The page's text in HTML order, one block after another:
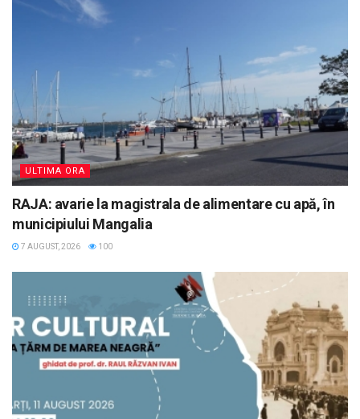
ULTIMA ORA
RAJA: avarie la magistrala de alimentare cu apă, în
municipiului Mangalia
7 AUGUST, 2026 100